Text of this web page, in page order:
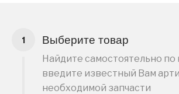
Выберите товар
Найдите самостоятельно по
введите известный Вам
необходимой запчасти